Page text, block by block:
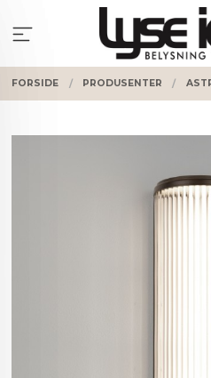
innholdet
FORSIDE PRODUSENTER